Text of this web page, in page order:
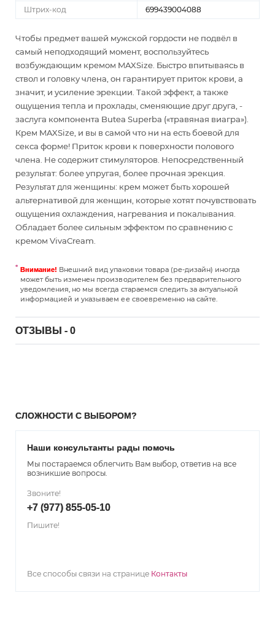
Штрих-код
699439004088
Чтобы предмет вашей мужской гордости не подвёл в
самый неподходящий момент, воспользуйтесь
возбуждающим кремом MAXSize. Быстро впитываясь в
ствол и головку члена, он гарантирует приток крови, а
значит, и усиление эрекции. Такой эффект, а также
ощущения тепла и прохлады, сменяющие друг друга, -
заслуга компонента Butea Superba («травяная виагра»).
Крем MAXSize, и вы в самой что ни на есть боевой для
секса форме! Приток крови к поверхности полового
члена. Не содержит стимуляторов. Непосредственный
результат: более упругая, более прочная эрекция.
Результат для женщины: крем может быть хорошей
альтернативой для женщин, которые хотят почувствовать
ощущения охлаждения, нагревания и покалывания.
Обладает более сильным эффектом по сравнению с
кремом VivaCream.
Внимание! Внешний вид упаковки товара (ре-дизайн) иногда
может быть изменен производителем без предварительного
уведомления, но мы всегда стараемся следить за актуальной
информацией и указываем ее своевременно на сайте.
ОТЗЫВЫ - 0
СЛОЖНОСТИ С ВЫБОРОМ?
Наши консультанты рады помочь
Мы постараемся облегчить Вам выбор, ответив на все
возникшие вопросы.
Звоните!
+7 (977) 855-05-10
Пишите!
Все способы связи на странице Контакты